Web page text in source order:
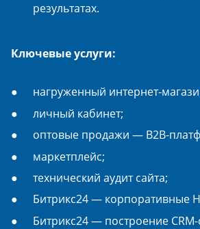
результатах.
Ключевые услуги:
нагруженный интернет-
личный кабинет;
оптовые продажи — B2B-
маркетплейс;
технический аудит сайта;
Битрикс24 — корпоративные
Битрикс24 — построение